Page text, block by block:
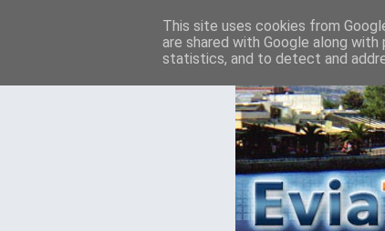
This site uses cookies from
are shared with Google along
statistics, and to detect and